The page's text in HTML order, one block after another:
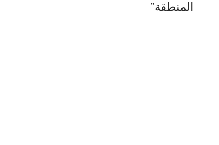
المنطقة”